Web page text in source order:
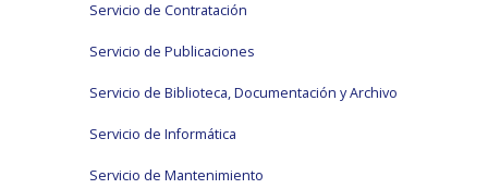
Servicio de Contratación
Servicio de Publicaciones
Servicio de Biblioteca, Documentación y Archivo
Servicio de Informática
Servicio de Mantenimiento